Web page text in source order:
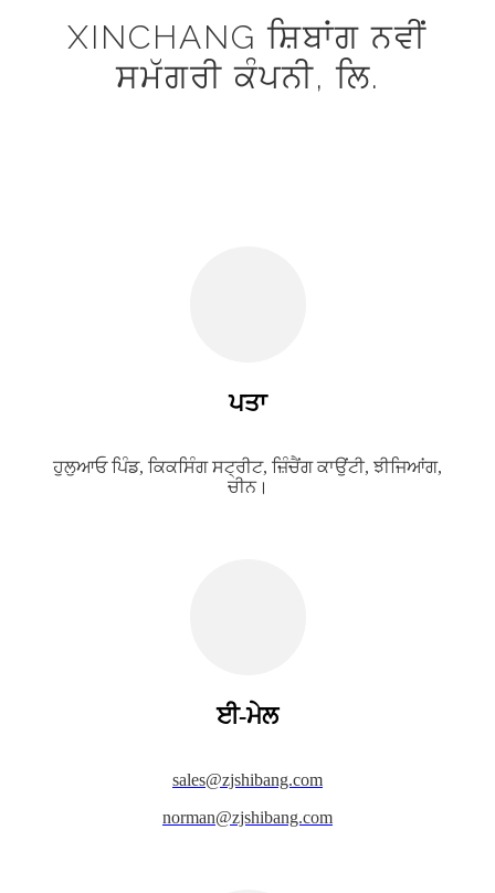
XINCHANG ਸ਼ਿਬਾਂਗ ਨਵੀਂ
ਸਮੱਗਰੀ ਕੰਪਨੀ, ਲਿ.
ਪਤਾ
ਹੁਲੁਆਓ ਪਿੰਡ, ਕਿਕਸਿੰਗ ਸਟ੍ਰੀਟ, ਜ਼ਿੰਚੈਂਗ ਕਾਉਂਟੀ, ਝੀਜਿਆਂਗ,
ਚੀਨ।
ਈ-ਮੇਲ
sales@zjshibang.com
norman@zjshibang.com